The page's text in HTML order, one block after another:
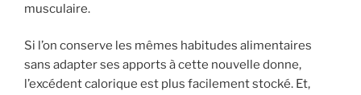
musculaire.
Si l’on conserve les mêmes habitudes alimentaires
sans adapter ses apports à cette nouvelle donne,
l’excédent calorique est plus facilement stocké. Et,